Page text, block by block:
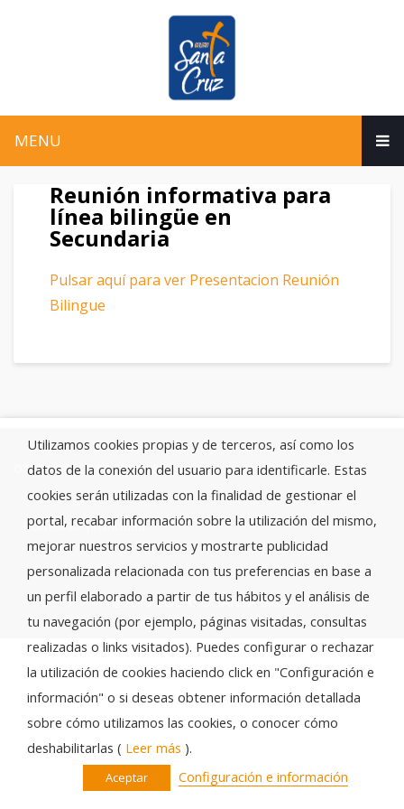
MENU
Reunión informativa para
línea bilingüe en
Secundaria
Pulsar aquí para ver Presentacion Reunión
Bilingue
OTROS DATOS DE INTERÉS
Aviso Legal
Política de privacidad
@2019 COLEGIO SANTA CRUZ
Utilizamos cookies propias y de terceros, así como los
datos de la conexión del usuario para identificarle. Estas
cookies serán utilizadas con la finalidad de gestionar el
portal, recabar información sobre la utilización del mismo,
mejorar nuestros servicios y mostrarte publicidad
personalizada relacionada con tus preferencias en base a
un perfil elaborado a partir de tus hábitos y el análisis de
tu navegación (por ejemplo, páginas visitadas, consultas
realizadas o links visitados). Puedes configurar o rechazar
la utilización de cookies haciendo click en "Configuración e
información" o si deseas obtener información detallada
sobre cómo utilizamos las cookies, o conocer cómo
deshabilitarlas ( Leer más ).
Aceptar Configuración e información